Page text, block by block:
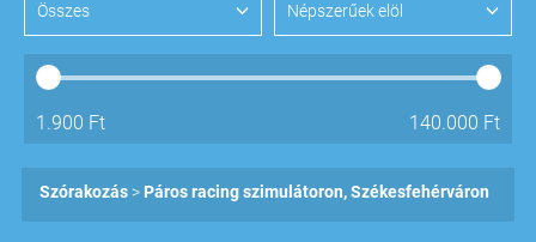
Összes Népszerűek elöl
1.900 Ft 140.000 Ft
Szórakozás Páros racing szimulátoron, Székesfehérváron